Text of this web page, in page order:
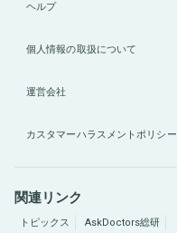
ヘルプ
個人情報の取扱について
運営会社
カスタマーハラスメントポリシー
関連リンク
トピックス
AskDoctors総研